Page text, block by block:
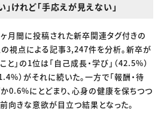
けれど「手応えが見えない」
月間に投稿された新卒関連タグ付きの
視点による記事3,247件を分析。新卒が
と」の1位は「自己成長・学び」（42.5%）
）がそれに続いた。一方で「報酬・待
0.6%にとどまり、心身の健康を保ちつつ
向きな意欲が目立つ結果となった。